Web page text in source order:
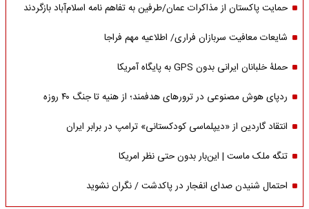
حمایت پاکستان از مذاکرات عمان/طرفین به تفاهم نامه اسلام‌آباد بازگردند
شایعات معافیت سربازان فراری/ اطلاعیه مهم فراجا
حملۀ خلبانان ایرانی بدون GPS به پایگاه آمریکا
ردپای هوش مصنوعی در ترورهای هدفمند؛ از هنیه تا جنگ ۴۰ روزه
انتقاد گاردین از «دیپلماسی کودکستانی» ترامپ در برابر ایران
تنگه ملک ماست | این‌بار بدون حتی نظر امریکا
احتمال شنیدن صدای انفجار در پاکدشت / نگران نشوید